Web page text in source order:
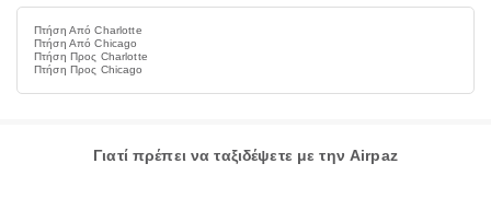
Πτήση Από Charlotte
Πτήση Από Chicago
Πτήση Προς Charlotte
Πτήση Προς Chicago
Γιατί πρέπει να ταξιδέψετε με την Airpaz